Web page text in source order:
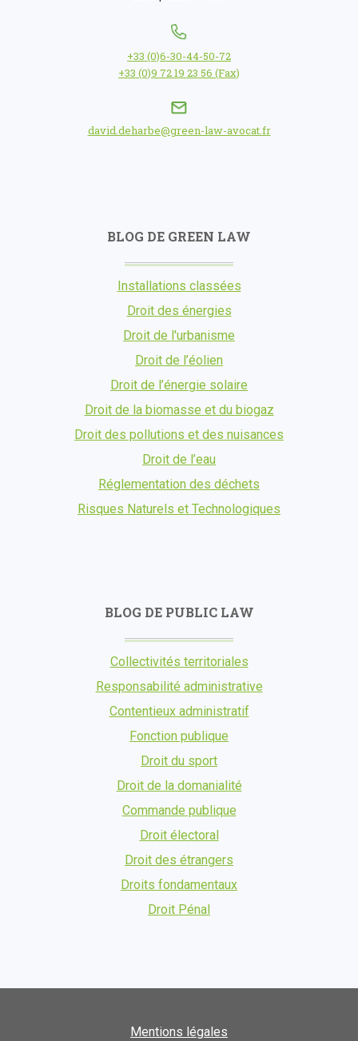
+33 (0)6-30-44-50-72
+33 (0)9 72 19 23 56 (Fax)
david.deharbe@green-law-avocat.fr
BLOG DE GREEN LAW
Installations classées
Droit des énergies
Droit de l'urbanisme
Droit de l’éolien
Droit de l’énergie solaire
Droit de la biomasse et du biogaz
Droit des pollutions et des nuisances
Droit de l’eau
Réglementation des déchets
Risques Naturels et Technologiques
BLOG DE PUBLIC LAW
Collectivités territoriales
Responsabilité administrative
Contentieux administratif
Fonction publique
Droit du sport
Droit de la domanialité
Commande publique
Droit électoral
Droit des étrangers
Droits fondamentaux
Droit Pénal
Mentions légales